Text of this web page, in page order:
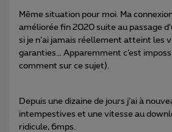
Même situation pour moi. Ma
améliorée fin 2020 suite au passage
si je n’ai jamais réellement atteint les
garanties… Apparemment c’est
comment sur ce sujet).
Depuis une dizaine de jours j’ai à
intempestives et une vitesse au
ridicule, 6mps.